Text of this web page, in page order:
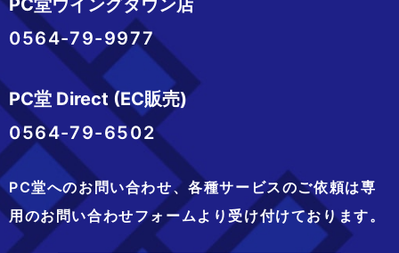
0564-79-9977
PC堂 Direct (EC販売)
0564-79-6502
PC堂へのお問い合わせ、各種サービスのご依頼は専
用のお問い合わせフォームより 受け付けております。